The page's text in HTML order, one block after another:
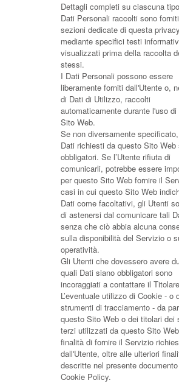
Dettagli completi su ciascuna
Dati Personali raccolti sono
sezioni dedicate di questa
mediante specifici testi
visualizzati prima della raccolta
stessi.
I Dati Personali possono essere
liberamente forniti dall'Utente o,
di Dati di Utilizzo, raccolti
automaticamente durante l'uso
Sito Web.
Se non diversamente
Dati richiesti da questo Sito Web
obbligatori. Se l’Utente rifiuta di
comunicarli, potrebbe essere
per questo Sito Web fornire il
casi in cui questo Sito Web
Dati come facoltativi, gli Utenti
di astenersi dal comunicare tali
senza che ciò abbia alcuna
sulla disponibilità del Servizio o
operatività.
Gli Utenti che dovessero avere
quali Dati siano obbligatori sono
incoraggiati a contattare il
L’eventuale utilizzo di Cookie - o
strumenti di tracciamento - da
questo Sito Web o dei titolari dei
terzi utilizzati da questo Sito
finalità di fornire il Servizio
dall'Utente, oltre alle ulteriori
descritte nel presente
Cookie Policy.